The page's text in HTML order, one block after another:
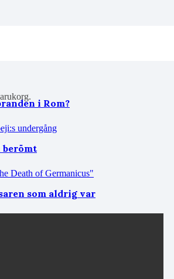
i Rom?
berömt
som aldrig var